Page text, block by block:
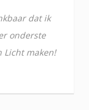
dat ik
onderste
Licht maken!